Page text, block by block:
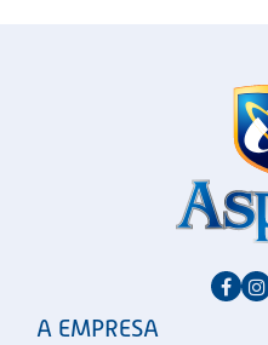
A EMPRESA